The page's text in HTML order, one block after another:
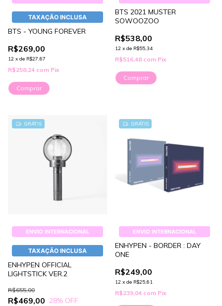
TAXAÇÃO INCLUSA
BTS - YOUNG FOREVER
R$269,00
12 x de R$27,67
R$258,24 com Pix
Comprar
BTS 2021 MUSTER
SOWOOZOO
R$538,00
12 x de R$55,34
R$516,48 com Pix
Comprar
GRÁTIS
ENVIO INTERNACIONAL
TAXAÇÃO INCLUSA
ENHYPEN OFFICIAL
LIGHTSTICK VER.2
R$469,00
R$655,00
28% OFF
GRÁTIS
ENVIO INTERNACIONAL
ENHYPEN - BORDER : DAY
ONE
R$249,00
12 x de R$25,61
R$239,04 com Pix